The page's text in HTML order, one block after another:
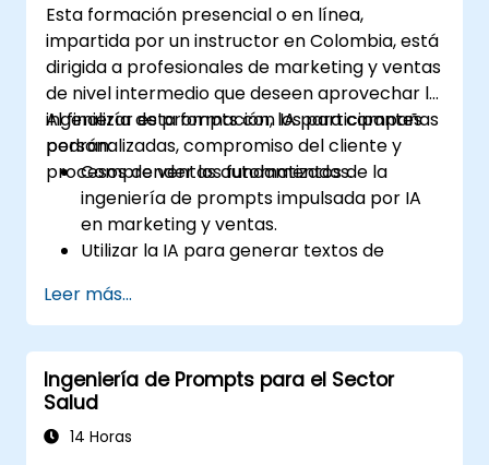
Esta formación presencial o en línea,
impartida por un instructor en Colombia, está
dirigida a profesionales de marketing y ventas
de nivel intermedio que deseen aprovechar la
ingeniería de prompts con IA para campañas
personalizadas, compromiso del cliente y
procesos de ventas automatizados.
Al finalizar esta formación, los participantes
podrán:
Comprender los fundamentos de la
ingeniería de prompts impulsada por IA
en marketing y ventas.
Utilizar la IA para generar textos de
alta conversión.
Automatizar el compromiso del cliente
con respuestas generadas por IA.
Aprovechar la IA para obtener insights y
pronósticos de ventas basados en datos.
Integrar herramientas de IA en flujos de
Leer más...
Ingeniería de Prompts para el Sector
Salud
14 Horas